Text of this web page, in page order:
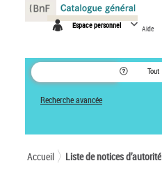
Espace personnel Aide
Tout
Recherche avancée
Accueil Liste de notices d’autorité
Panneau de gestion des cookies